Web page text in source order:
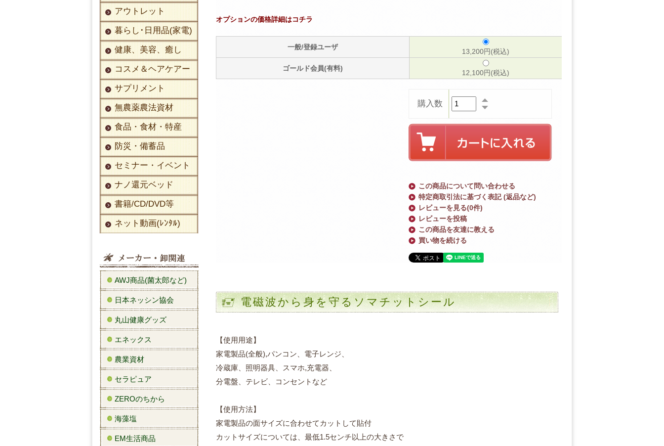
アウトレット
暮らし･日用品(家電)
健康、美容、癒し
コスメ＆ヘアケアー
サプリメント
無農薬農法資材
食品・食材・特産
防災・備蓄品
セミナー・イベント
ナノ還元ベッド
書籍/CD/DVD等
ネット動画(ﾚﾝﾀﾙ)
AWJ商品(菌太郎など)
日本ネッシン協会
丸山健康グッズ
エネックス
農業資材
セラピュア
ZEROのちから
海藻塩
EM生活商品
オプションの価格詳細はコチラ
一般/登録ユーザ
13,200円(税込)
ゴールド会員(有料)
12,100円(税込)
購入数
この商品について問い合わせる
特定商取引法に基づく表記 (返品など)
レビューを見る(0件)
レビューを投稿
この商品を友達に教える
買い物を続ける
電磁波から身を守るソマチットシール
【使用用途】
家電製品(全般),パンコン、電子レンジ、
冷蔵庫、照明器具、スマホ,充電器、
分電盤、テレビ、コンセントなど
【使用方法】
家電製品の面サイズに合わせてカットして貼付
カットサイズについては、最低1.5センチ以上の大きさで